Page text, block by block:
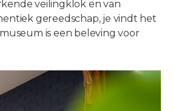
veilingklok en van
gereedschap, je vindt het
is een beleving voor